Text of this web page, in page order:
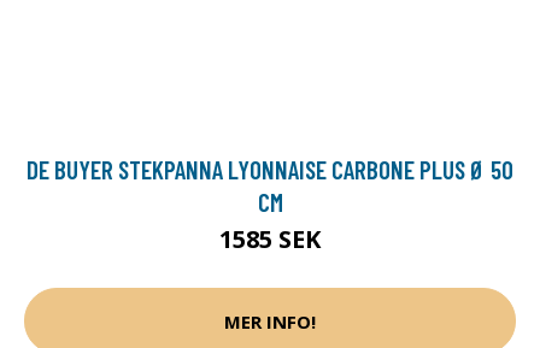
DE BUYER STEKPANNA LYONNAISE CARBONE PLUS Ø 50
CM
1585 SEK
MER INFO!